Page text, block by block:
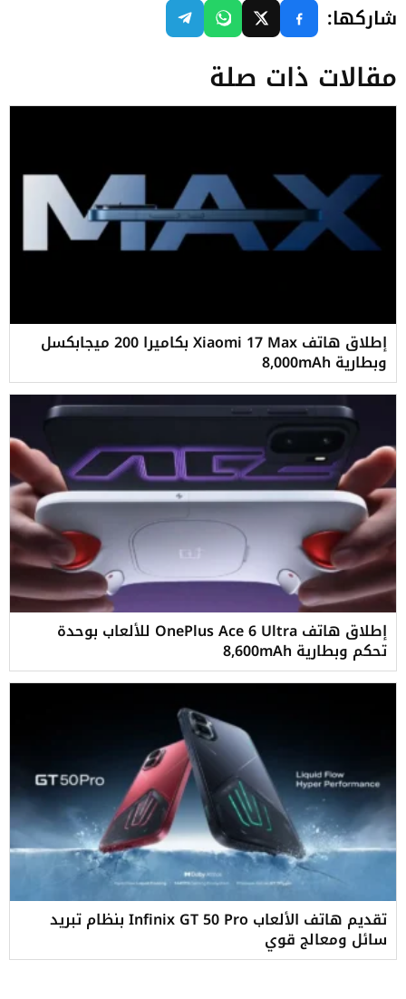
شاركها:
مقالات ذات صلة
إطلاق هاتف Xiaomi 17 Max بكاميرا 200 ميجابكسل
وبطارية 8,000mAh
إطلاق هاتف OnePlus Ace 6 Ultra للألعاب بوحدة
تحكم وبطارية 8,600mAh
تقديم هاتف الألعاب Infinix GT 50 Pro بنظام تبريد
سائل ومعالج قوي